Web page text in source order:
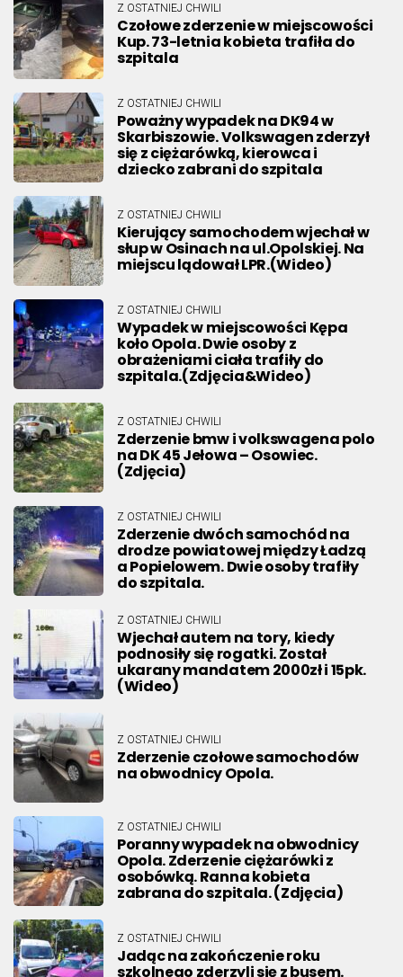
Z OSTATNIEJ CHWILI
Czołowe zderzenie w miejscowości
Kup. 73-letnia kobieta trafiła do
szpitala
Z OSTATNIEJ CHWILI
Poważny wypadek na DK94 w
Skarbiszowie. Volkswagen zderzył
się z ciężarówką, kierowca i
dziecko zabrani do szpitala
Z OSTATNIEJ CHWILI
Kierujący samochodem wjechał w
słup w Osinach na ul.Opolskiej. Na
miejscu lądował LPR.(Wideo)
Z OSTATNIEJ CHWILI
Wypadek w miejscowości Kępa
koło Opola. Dwie osoby z
obrażeniami ciała trafiły do
szpitala.(Zdjęcia&Wideo)
Z OSTATNIEJ CHWILI
Zderzenie bmw i volkswagena polo
na DK 45 Jełowa – Osowiec.
(Zdjęcia)
Z OSTATNIEJ CHWILI
Zderzenie dwóch samochód na
drodze powiatowej między Ładzą
a Popielowem. Dwie osoby trafiły
do szpitala.
Z OSTATNIEJ CHWILI
Wjechał autem na tory, kiedy
podnosiły się rogatki. Został
ukarany mandatem 2000zł i 15pk.
(Wideo)
Z OSTATNIEJ CHWILI
Zderzenie czołowe samochodów
na obwodnicy Opola.
Z OSTATNIEJ CHWILI
Poranny wypadek na obwodnicy
Opola. Zderzenie ciężarówki z
osobówką. Ranna kobieta
zabrana do szpitala. (Zdjęcia)
Z OSTATNIEJ CHWILI
Jadąc na zakończenie roku
szkolnego zderzyli się z busem.